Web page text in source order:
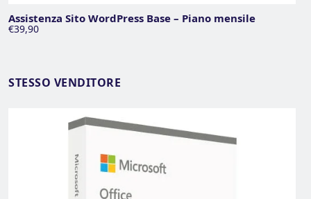
Assistenza Sito WordPress Base – Piano mensile
€39,90
STESSO VENDITORE